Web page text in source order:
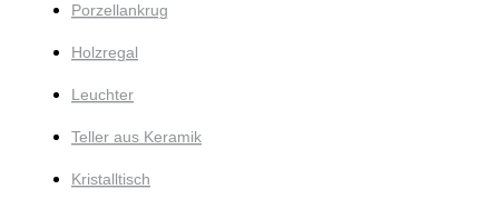
Porzellankrug
Holzregal
Leuchter
Teller aus Keramik
Kristalltisch